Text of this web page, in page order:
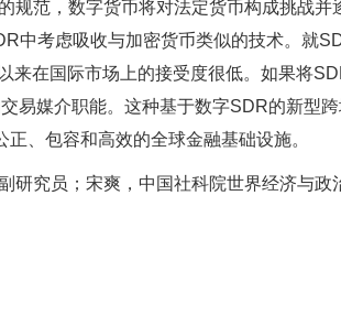
规范，数字货币将对法定货币构成挑战并
中考虑吸收与加密货币类似的技术。就
来在国际市场上的接受度很低。如果将
易媒介职能。这种基于数字SDR的新型跨
、包容和高效的全球金融基础设施。
研究员；宋爽，中国社科院世界经济与政